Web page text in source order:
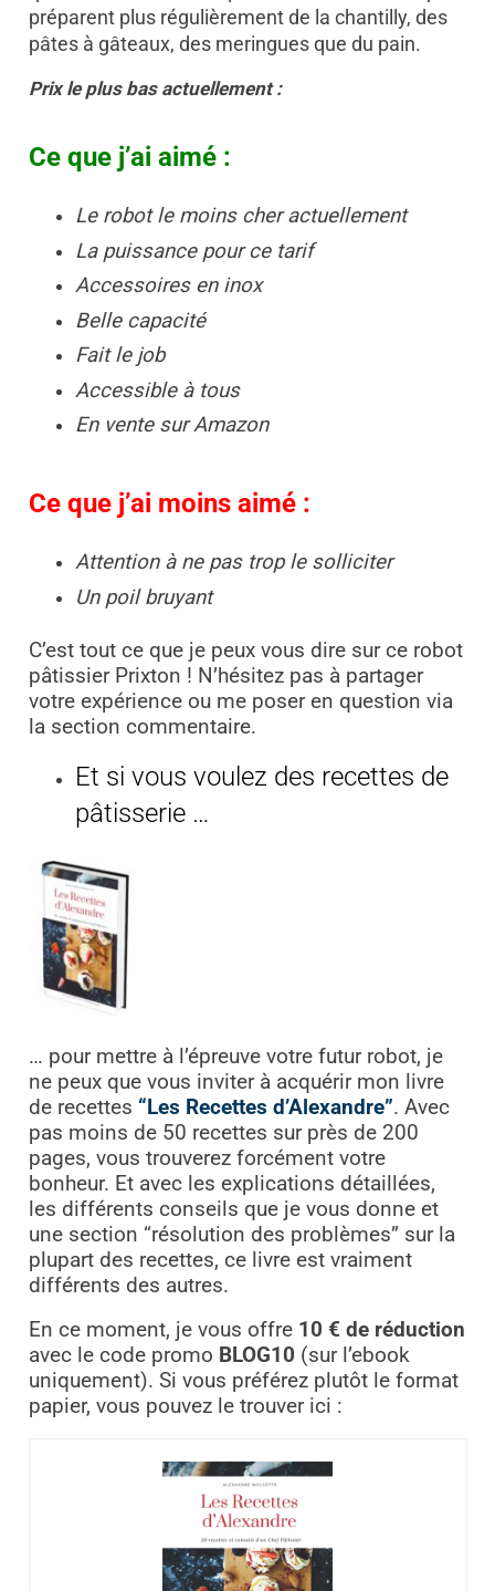
préparent plus régulièrement de la chantilly, des
pâtes à gâteaux, des meringues que du pain.
Prix le plus bas actuellement :
Ce que j’ai aimé :
Le robot le moins cher actuellement
La puissance pour ce tarif
Accessoires en inox
Belle capacité
Fait le job
Accessible à tous
En vente sur Amazon
Ce que j’ai moins aimé :
Attention à ne pas trop le solliciter
Un poil bruyant
C’est tout ce que je peux vous dire sur ce robot
pâtissier Prixton ! N’hésitez pas à partager
votre expérience ou me poser en question via
la section commentaire.
Et si vous voulez des recettes de
pâtisserie …
… pour mettre à l’épreuve votre futur robot, je
ne peux que vous inviter à acquérir mon livre
de recettes “Les Recettes d’Alexandre”. Avec
pas moins de 50 recettes sur près de 200
pages, vous trouverez forcément votre
bonheur. Et avec les explications détaillées,
les différents conseils que je vous donne et
une section “résolution des problèmes” sur la
plupart des recettes, ce livre est vraiment
différents des autres.
En ce moment, je vous offre 10 € de réduction
avec le code promo BLOG10 (sur l’ebook
uniquement). Si vous préférez plutôt le format
papier, vous pouvez le trouver ici :